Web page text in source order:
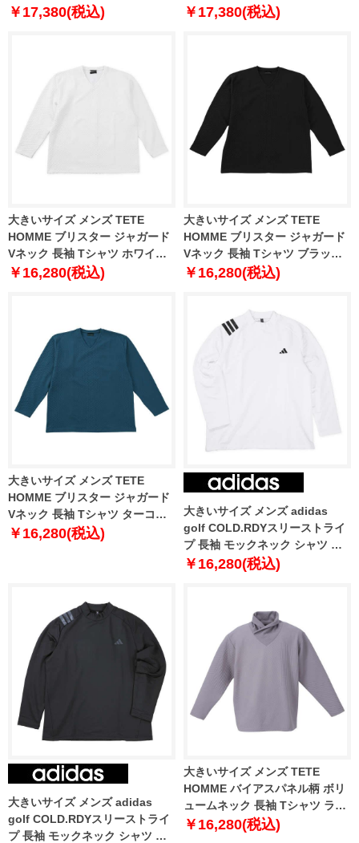
ック 1278-5646-2 3L 4L 5L 6L
￥17,380(税込)
コール 1278-5646-3 3L 4L 5L
￥17,380(税込)
大きいサイズ メンズ TETE
HOMME ブリスター ジャガード
Vネック 長袖 Tシャツ ホワイト
1278-5645-1 3L 4L 5L 6L
￥16,280(税込)
大きいサイズ メンズ TETE
HOMME ブリスター ジャガード
Vネック 長袖 Tシャツ ブラック
1278-5645-2 3L 4L 5L 6L
￥16,280(税込)
大きいサイズ メンズ TETE
HOMME ブリスター ジャガード
Vネック 長袖 Tシャツ ターコイ
ズ 1278-5645-3 3L 4L 5L 6L
￥16,280(税込)
大きいサイズ メンズ adidas
golf COLD.RDYスリーストライ
プ 長袖 モックネック シャツ ホ
ワイト 1278-5352-1 3XL 4XL
￥16,280(税込)
大きいサイズ メンズ adidas
golf COLD.RDYスリーストライ
プ 長袖 モックネック シャツ ブ
大きいサイズ メンズ TETE
HOMME バイアスパネル柄 ボリ
ュームネック 長袖 Tシャツ ライ
トグレー 1278-3636-1 3L 4L 5L
￥16,280(税込)